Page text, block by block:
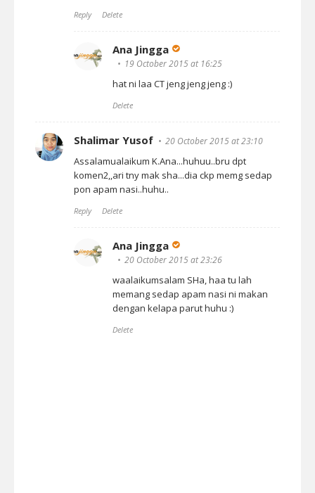
Reply Delete
Ana Jingga
19 October 2015 at 16:25
hat ni laa CT jeng jeng jeng :)
Delete
Shalimar Yusof 20 October 2015 at 23:10
Assalamualaikum K.Ana...huhuu..bru dpt
komen2,,ari tny mak sha...dia ckp memg sedap
pon apam nasi..huhu..
Reply Delete
Ana Jingga
20 October 2015 at 23:26
waalaikumsalam SHa, haa tu lah
memang sedap apam nasi ni makan
dengan kelapa parut huhu :)
Delete